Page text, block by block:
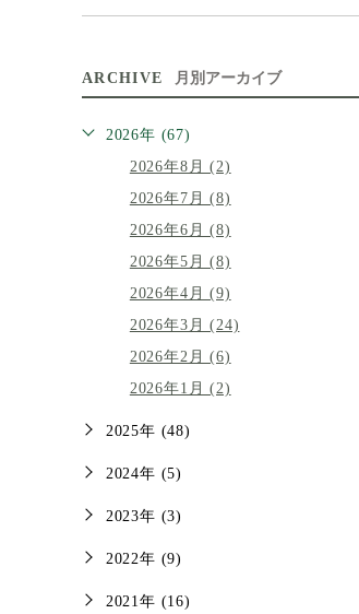
ARCHIVE 月別アーカイブ
2026年 (67)
2026年8月 (2)
2026年7月 (8)
2026年6月 (8)
2026年5月 (8)
2026年4月 (9)
2026年3月 (24)
2026年2月 (6)
2026年1月 (2)
2025年 (48)
2024年 (5)
2023年 (3)
2022年 (9)
2021年 (16)